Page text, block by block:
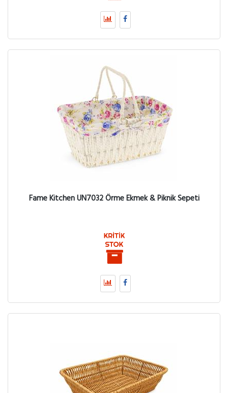
Fame Kitchen UN7032 Örme Ekmek & Piknik Sepeti